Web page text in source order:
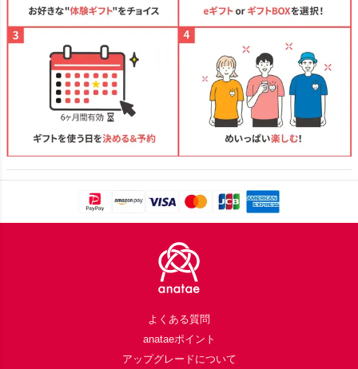
よくある質問
anataeポイント
アップグレードについて